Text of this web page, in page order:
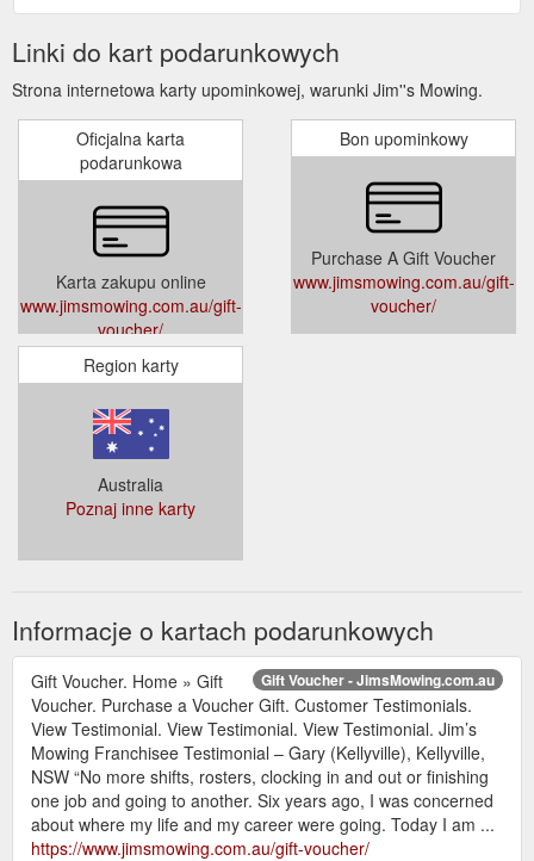
Linki do kart podarunkowych
Strona internetowa karty upominkowej, warunki Jim''s Mowing.
Oficjalna karta
podarunkowa
Karta zakupu online
www.jimsmowing.com.au/gift-
voucher/
Bon upominkowy
Purchase A Gift Voucher
www.jimsmowing.com.au/gift-
voucher/
Region karty
Australia
Poznaj inne karty
Informacje o kartach podarunkowych
Gift Voucher - JimsMowing.com.au
Gift Voucher. Home » Gift
Voucher. Purchase a Voucher Gift. Customer Testimonials.
View Testimonial. View Testimonial. View Testimonial. Jim’s
Mowing Franchisee Testimonial – Gary (Kellyville), Kellyville,
NSW “No more shifts, rosters, clocking in and out or finishing
one job and going to another. Six years ago, I was concerned
about where my life and my career were going. Today I am ...
https://www.jimsmowing.com.au/gift-voucher/